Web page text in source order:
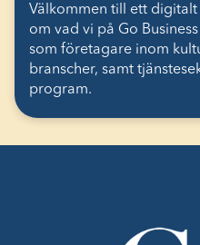
Välkommen till ett
om vad vi på Go
som företagare inom
branscher, samt
program.